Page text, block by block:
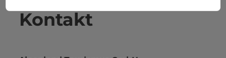
Kontakt